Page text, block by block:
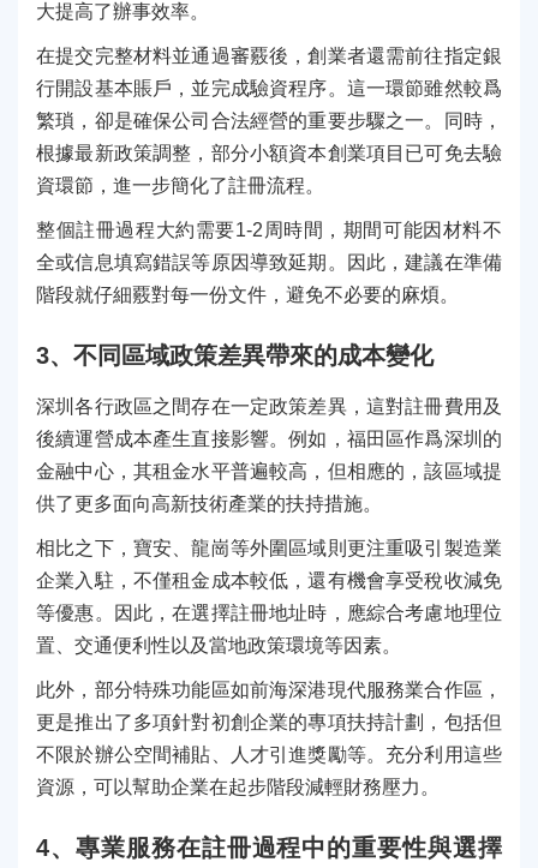
大提高了辦事效率。
在提交完整材料並通過審覈後，創業者還需前往指定銀
行開設基本賬戶，並完成驗資程序。這一環節雖然較爲
繁瑣，卻是確保公司合法經營的重要步驟之一。同時，
根據最新政策調整，部分小額資本創業項目已可免去驗
資環節，進一步簡化了註冊流程。
整個註冊過程大約需要1-2周時間，期間可能因材料不
全或信息填寫錯誤等原因導致延期。因此，建議在準備
階段就仔細覈對每一份文件，避免不必要的麻煩。
3、不同區域政策差異帶來的成本變化
深圳各行政區之間存在一定政策差異，這對註冊費用及
後續運營成本產生直接影響。例如，福田區作爲深圳的
金融中心，其租金水平普遍較高，但相應的，該區域提
供了更多面向高新技術產業的扶持措施。
相比之下，寶安、龍崗等外圍區域則更注重吸引製造業
企業入駐，不僅租金成本較低，還有機會享受稅收減免
等優惠。因此，在選擇註冊地址時，應綜合考慮地理位
置、交通便利性以及當地政策環境等因素。
此外，部分特殊功能區如前海深港現代服務業合作區，
更是推出了多項針對初創企業的專項扶持計劃，包括但
不限於辦公空間補貼、人才引進獎勵等。充分利用這些
資源，可以幫助企業在起步階段減輕財務壓力。
4、專業服務在註冊過程中的重要性與選擇